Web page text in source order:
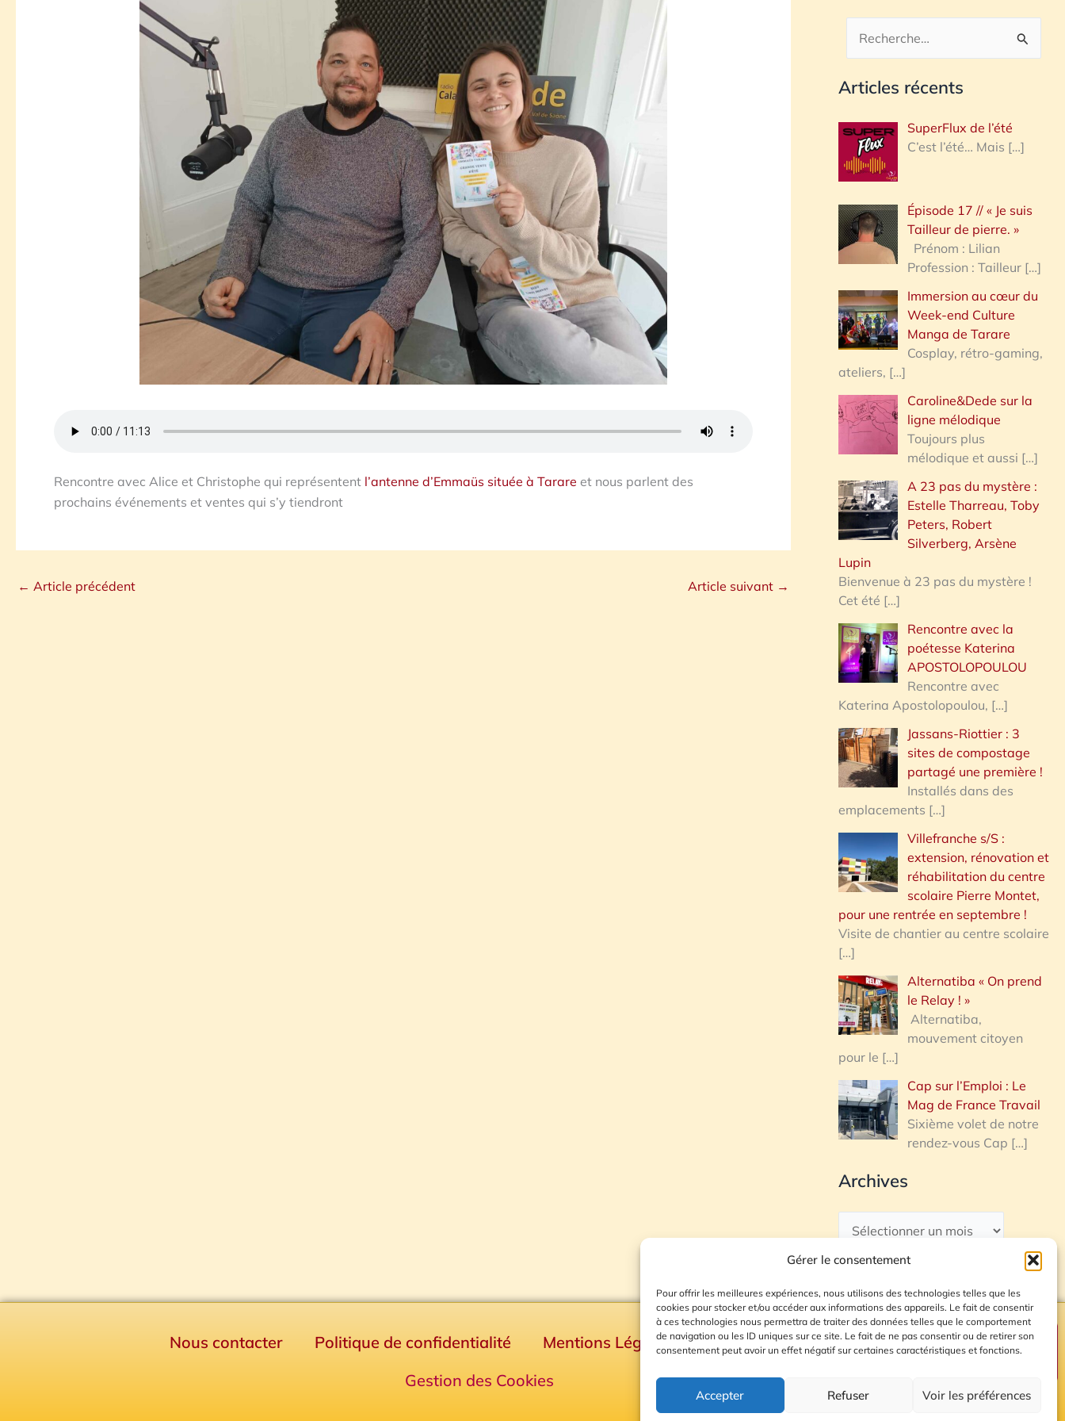
Gérer le consentement
Pour offrir les meilleures expériences, nous utilisons des technologies telles que les
cookies pour stocker et/ou accéder aux informations des appareils. Le fait de consentir
à ces technologies nous permettra de traiter des données telles que le comportement
de navigation ou les ID uniques sur ce site. Le fait de ne pas consentir ou de retirer son
consentement peut avoir un effet négatif sur certaines caractéristiques et fonctions.
Accepter Refuser Voir les préférences
Rencontre avec Alice et Christophe qui représentent l’antenne d’Emmaüs située à Tarare et nous parlent des
prochains événements et ventes qui s’y tiendront
← Article précédent Article suivant →
c
h
r
h
e
:
Articles récents
SuperFlux de l’été
C’est l’été… Mais […]
Épisode 17 // « Je suis
Tailleur de pierre. »
Prénom : Lilian
Profession : Tailleur […]
Immersion au cœur du
Week-end Culture
Manga de Tarare
Cosplay, rétro-gaming,
ateliers, […]
Caroline&Dede sur la
ligne mélodique
Toujours plus
mélodique et aussi […]
A 23 pas du mystère :
Estelle Tharreau, Toby
Peters, Robert
Silverberg, Arsène
Lupin
Bienvenue à 23 pas du mystère !
Cet été […]
Rencontre avec la
poétesse Katerina
APOSTOLOPOULOU
Rencontre avec
Katerina Apostolopoulou, […]
Jassans-Riottier : 3
sites de compostage
partagé une première !
Installés dans des
emplacements […]
Villefranche s/S :
extension, rénovation et
réhabilitation du centre
scolaire Pierre Montet,
pour une rentrée en septembre !
Visite de chantier au centre scolaire
[…]
Alternatiba « On prend
le Relay ! »
Alternatiba,
mouvement citoyen
pour le […]
Cap sur l’Emploi : Le
Mag de France Travail
Sixième volet de notre
rendez-vous Cap […]
Archives
Nous contacter Politique de confidentialité Mentions Légales
Plan du site
Gestion des Cookies